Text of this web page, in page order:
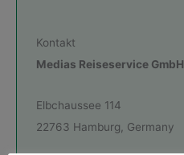
Kontakt
Medias Reiseservice GmbH
Elbchaussee 114
22763 Hamburg, Germany